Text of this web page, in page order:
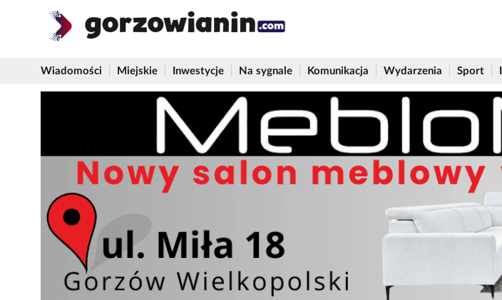
Wiadomości Miejskie Inwestycje Na sygnale Komunikacja Wydarzenia Sport